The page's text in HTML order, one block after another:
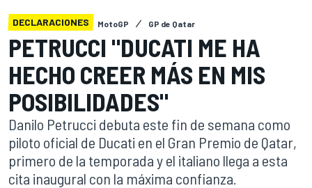
DECLARACIONES MotoGP GP de Qatar
PETRUCCI "DUCATI ME HA
HECHO CREER MÁS EN MIS
POSIBILIDADES"
Danilo Petrucci debuta este fin de semana como
piloto oficial de Ducati en el Gran Premio de Qatar,
primero de la temporada y el italiano llega a esta
cita inaugural con la máxima confianza.